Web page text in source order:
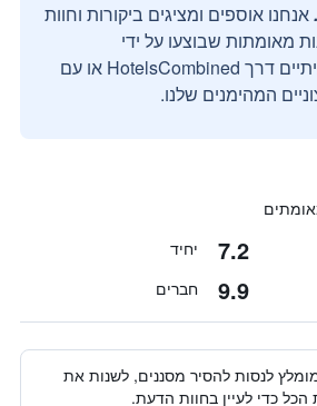
אנחנו אוספים ומציגים ביקורות וחוות
מאומתות שבוצעו על ידי
משתמשים אמיתיים דרך HotelsCombined או עם
המהימנים שלנו.
7.2 יחיד
9.9 חברים
לנסות להסיר מסננים, לשנות את
כדי לעיין בחוות הדעת.